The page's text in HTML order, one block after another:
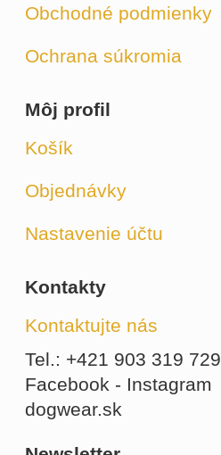
Obchodné podmienky
Ochrana súkromia
Môj profil
Košík
Objednávky
Nastavenie účtu
Kontakty
Kontaktujte nás
Tel.: +421 903 319 729
Facebook - Instagram
dogwear.sk